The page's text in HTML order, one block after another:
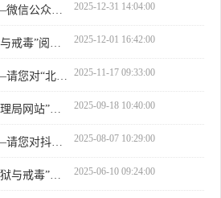
调查征集结果公示——微信公众号“北京监狱与戒毒”阅读使用... 2025-12-31 14:04:00
微信公众号“北京监狱与戒毒”阅读使用情况调查 2025-12-01 16:42:00
调查征集结果公示——请您对“北京市监狱管理局网站”做出评价 2025-11-17 09:33:00
请您对“北京市监狱管理局网站”做出评价 2025-09-18 10:40:00
调查征集结果公示——请您对抖音号“北京监狱与戒毒”做出评价 2025-08-07 10:29:00
请您对抖音号“北京监狱与戒毒”做出评价 2025-06-10 09:24:00